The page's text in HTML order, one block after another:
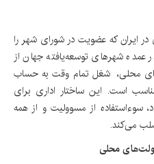
ایران که عضویت در شورای شهر را
شهرهای توسعه‌یافته جهان از
محلی، ‌ شغل تمام وقت به حساب
است. این ساختار اداری برای
سوءاستفاده از مسوولیت و از همه
سلب می‌کند.
محلی